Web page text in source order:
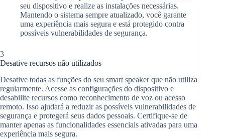
seu dispositivo e realize as instalações necessárias.
Mantendo o sistema sempre atualizado, você garante
uma experiência mais segura e está protegido contra
possíveis vulnerabilidades de segurança.
3
Desative recursos não utilizados
Desative todas as funções do seu smart speaker que não utiliza
regularmente. Acesse as configurações do dispositivo e
desabilite recursos como reconhecimento de voz ou acesso
remoto. Isso ajudará a reduzir as possíveis vulnerabilidades de
segurança e protegerá seus dados pessoais. Certifique-se de
manter apenas as funcionalidades essenciais ativadas para uma
experiência mais segura.